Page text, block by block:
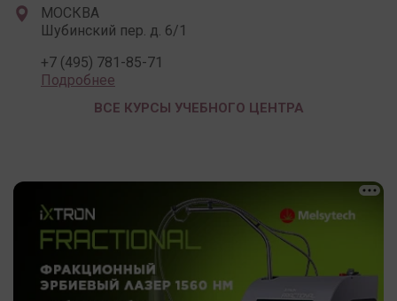
МОСКВА
Шубинский пер. д. 6/1
+7 (495) 781-85-71
Подробнее
ВСЕ КУРСЫ УЧЕБНОГО ЦЕНТРА